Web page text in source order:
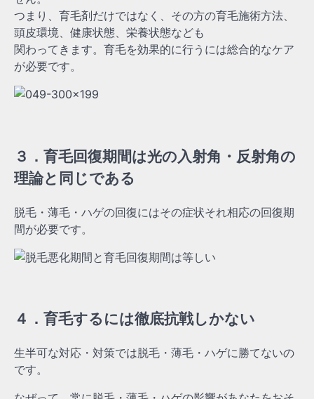
つまり、育毛剤だけではなく、その方の育毛施術方法、
頭皮環境、健康状態、栄養状態なども
関わってきます。育毛を効果的に行うには総合的なケア
が必要です。
３．育毛回復期間は光の入射角・反射角の
理論と同じである
脱毛・薄毛・ハゲの回復にはその症状それ相応の回復期
間が必要です。
４．育毛するには徹底抗戦しかない
生半可な対応・対策では脱毛・薄毛・ハゲに勝てないの
です。